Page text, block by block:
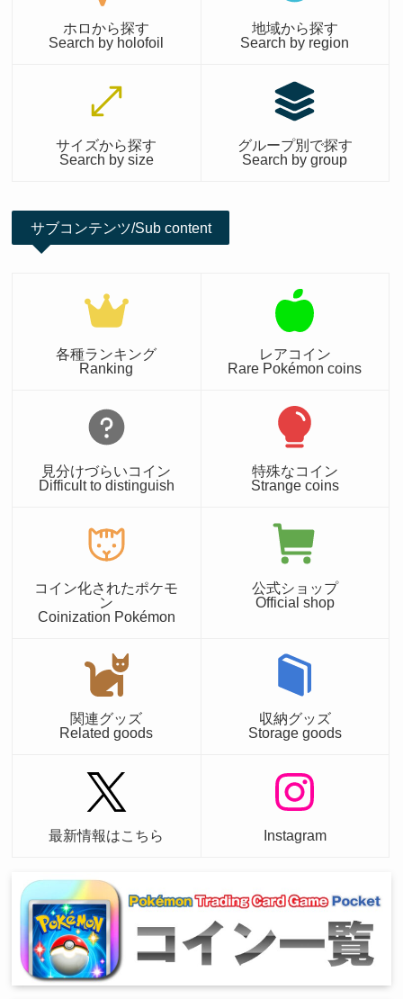
ホロから探す
Search by holofoil
地域から探す
Search by region
サイズから探す
Search by size
グループ別で探す
Search by group
サブコンテンツ/Sub content
各種ランキング
Ranking
レアコイン
Rare Pokémon coins
見分けづらいコイン
Difficult to distinguish
特殊なコイン
Strange coins
コイン化されたポケモ
ン
Coinization Pokémon
公式ショップ
Official shop
関連グッズ
Related goods
収納グッズ
Storage goods
最新情報はこちら Instagram